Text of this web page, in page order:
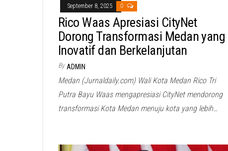
September 8, 2025 0
Rico Waas Apresiasi CityNet
Dorong Transformasi Medan yang
Inovatif dan Berkelanjutan
By ADMIN
Medan (Jurnaldaily.com) Wali Kota Medan Rico Tri
Putra Bayu Waas mengapresiasi CityNet mendorong
transformasi Kota Medan menuju kota yang lebih…